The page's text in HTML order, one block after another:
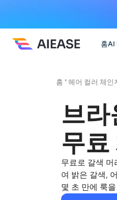
홈AI
홈 "헤어 컬러 체인
브라
무료
무료로 갈색 머
여 밝은 갈색,
몇 초 만에 룩